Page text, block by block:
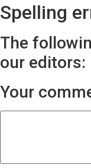
Spelling
The
our editors:
Your